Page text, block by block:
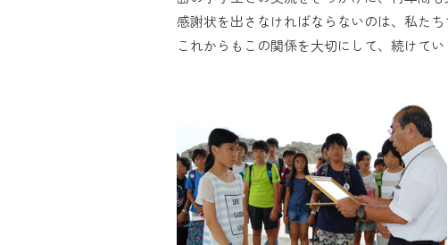
感謝状を出さなければならないのは、私たち
これからもこの関係を大切にして、続けてい